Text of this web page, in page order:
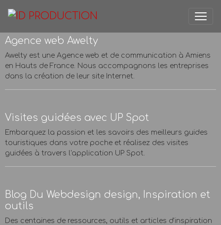
Agence web Awelty
Awelty est une Agence web et de communication à Amiens
en Hauts de France. Nous accompagnons les entreprises
dans la création de leur site Internet.
Visites guidées avec UP Spot
Embarquez la passion et les savoirs des meilleurs guides
touristiques dans votre poche et réalisez des visites
guidées à travers l'application UP Spot.
Blog Du Webdesign design, Inspiration et
outils
Des centaines de ressources, outils et articles d'inspiration